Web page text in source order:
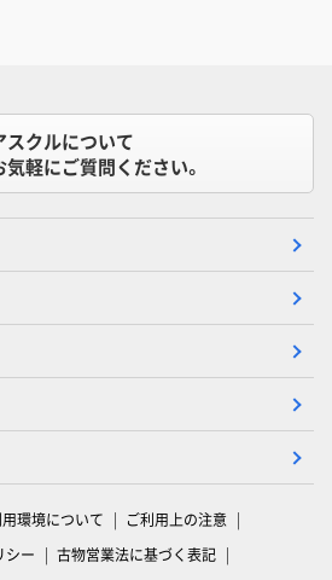
スクルについて
気軽にご質問ください。
用環境について
ご利用上の注意
シー
古物営業法に基づく表記